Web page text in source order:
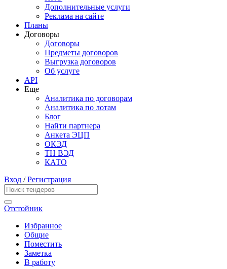
Дополнительные услуги
Реклама на сайте
Планы
Договоры
Договоры
Предметы договоров
Выгрузка договоров
Об услуге
API
Еще
Аналитика по договорам
Аналитика по лотам
Блог
Найти партнера
Анкета ЭЦП
ОКЭД
ТН ВЭД
КАТО
Вход /Регистрация
Отстойник
Избранное
Общие
Поместить
Заметка
В работу